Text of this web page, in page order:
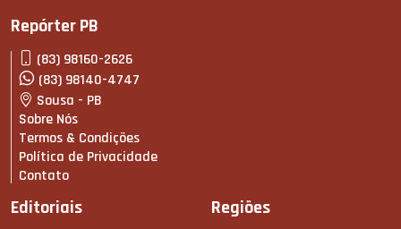
Repórter PB
(83) 98160-2626
(83) 98140-4747
Sousa - PB
Sobre Nós
Termos & Condições
Política de Privacidade
Contato
Editoriais Regiões